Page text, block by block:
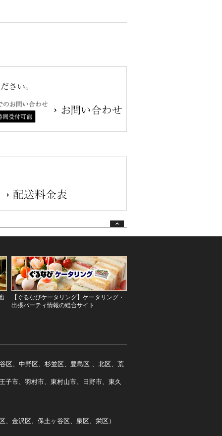
【ぐるなびケータリング】ケータリング・
出張パーティ情報の総合サイト
区、中野区、杉並区、豊島区 、北区、荒
子市、羽村市、東村山市、日野市、東久
金沢区、保土ヶ谷区、泉区、栄区）